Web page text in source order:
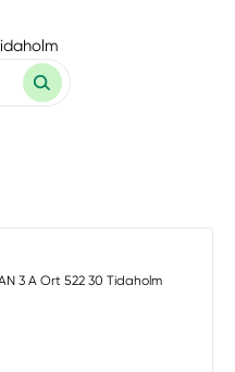
3 A Ort 522 30 Tidaholm